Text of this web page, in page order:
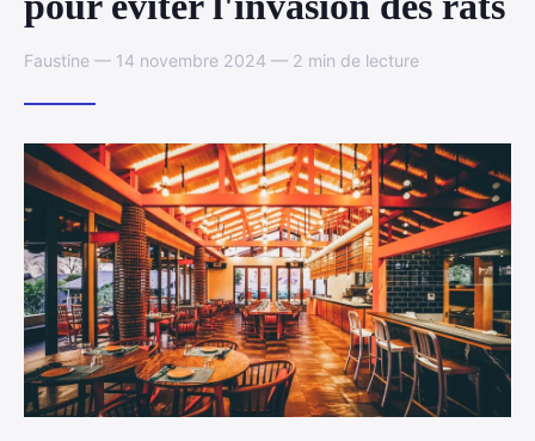
Faustine — 14 novembre 2024 — 2 min de lecture